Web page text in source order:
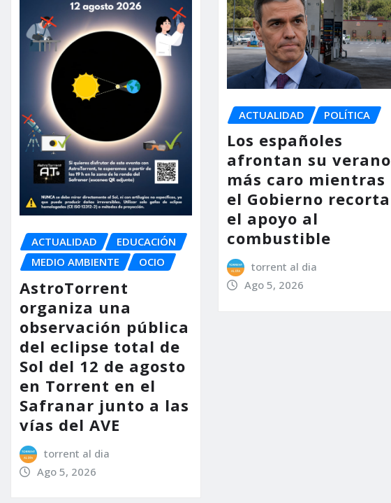
ACTUALIDAD
EDUCACIÓN
MEDIO AMBIENTE
OCIO
AstroTorrent
organiza una
observación pública
del eclipse total de
Sol del 12 de agosto
en Torrent en el
Safranar junto a las
vías del AVE
torrent al dia
Ago 5, 2026
ACTUALIDAD POLÍTICA
Los españoles
afrontan su verano
más caro mientras
el Gobierno recorta
el apoyo al
combustible
torrent al dia
Ago 5, 2026